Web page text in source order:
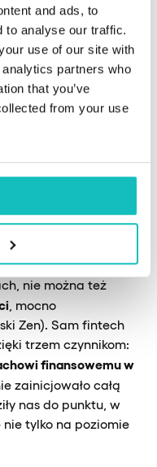
and ads, to
to analyse our traffic.
use of our site with
partners who
that you’ve
from your use
i sprzedaży
bezpieczeństwo
w zakresie
stanowi też
nie można też
, mocno
Zen). Sam fintech
trzem czynnikom:
finansowemu w
zainicjowało całą
nas do punktu, w
tylko na poziomie